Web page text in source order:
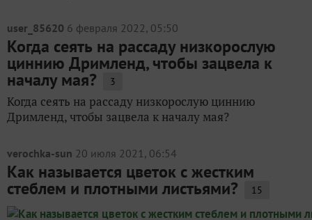
user_85620 6 февраля 2022, 05:50
Когда сеять на рассаду низкорослую
циннию Дримленд, чтобы зацвела к
началу мая? 3
Когда сеять на рассаду низкорослую циннию
Дримленд, чтобы зацвела к началу мая?
verochka-sun 20 июля 2021, 06:54
Как называется цветок с жестким
стеблем и плотными листьями? 15